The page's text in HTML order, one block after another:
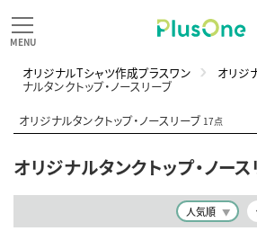
オリジナルTシャツ作成プラスワン オリジ
ナルタンクトップ・ノースリーブ
オリジナルタンクトップ・ノースリーブ 17点
オリジナルタンクトップ・ノー
人気順